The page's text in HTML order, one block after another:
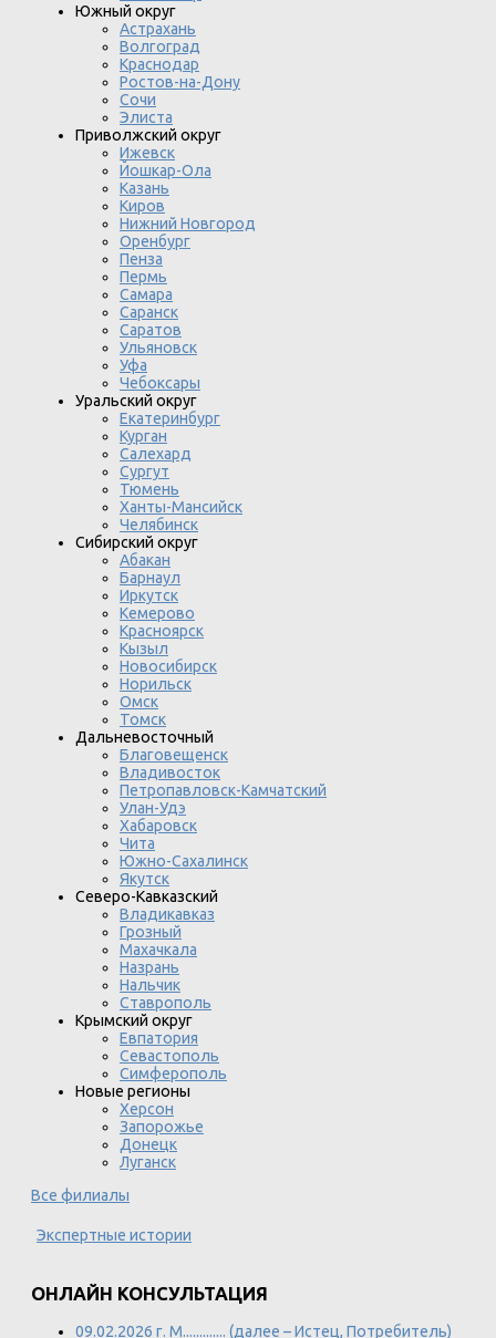
Южный округ
Астрахань
Волгоград
Краснодар
Ростов-на-Дону
Сочи
Элиста
Приволжский округ
Ижевск
Йошкар-Ола
Казань
Киров
Нижний Новгород
Оренбург
Пенза
Пермь
Самара
Саранск
Саратов
Ульяновск
Уфа
Чебоксары
Уральский округ
Екатеринбург
Курган
Салехард
Сургут
Тюмень
Ханты-Мансийск
Челябинск
Сибирский округ
Абакан
Барнаул
Иркутск
Кемерово
Красноярск
Кызыл
Новосибирск
Норильск
Омск
Томск
Дальневосточный
Благовещенск
Владивосток
Петропавловск-Камчатский
Улан-Удэ
Хабаровск
Чита
Южно-Сахалинск
Якутск
Северо-Кавказский
Владикавказ
Грозный
Махачкала
Назрань
Нальчик
Ставрополь
Крымский округ
Евпатория
Севастополь
Симферополь
Новые регионы
Херсон
Запорожье
Донецк
Луганск
Все филиалы
Экспертные истории
ОНЛАЙН КОНСУЛЬТАЦИЯ
09.02.2026 г. М............. (далее – Истец, Потребитель)